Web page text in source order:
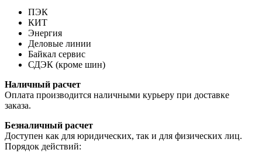
ПЭК
КИТ
Энергия
Деловые линии
Байкал сервис
СДЭК (кроме шин)
Наличный расчет
Оплата производится наличными курьеру при доставке
заказа.
Безналичный расчет
Доступен как для юридических, так и для физических лиц.
Порядок действий: